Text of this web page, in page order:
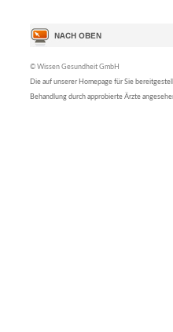
© Wissen Gesundheit GmbH
Die auf unserer Homepage für Sie
Behandlung durch approbierte Ärzte